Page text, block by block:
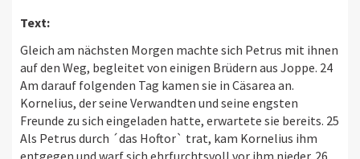
Text:
Gleich am nächsten Morgen machte sich Petrus mit ihnen
auf den Weg, begleitet von einigen Brüdern aus Joppe. 24
Am darauf folgenden Tag kamen sie in Cäsarea an.
Kornelius, der seine Verwandten und seine engsten
Freunde zu sich eingeladen hatte, erwartete sie bereits. 25
Als Petrus durch ´das Hoftor` trat, kam Kornelius ihm
entgegen und warf sich ehrfurchtsvoll vor ihm nieder. 26